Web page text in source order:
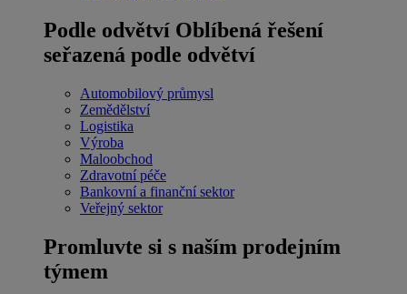
Podle odvětví Oblíbená řešení
seřazená podle odvětví
Automobilový průmysl
Zemědělství
Logistika
Výroba
Maloobchod
Zdravotní péče
Bankovní a finanční sektor
Veřejný sektor
Promluvte si s naším prodejním
týmem